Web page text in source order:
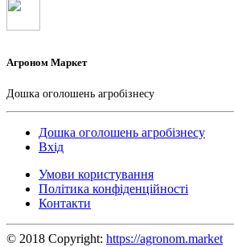
Агроном Маркет
Дошка оголошень агробізнесу
Дошка оголошень агробізнесу
Вхід
Умови користування
Політика конфіденційності
Контакти
© 2018 Copyright: https://agronom.market